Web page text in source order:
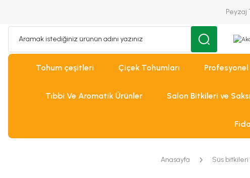
Peyzaj
Tohum çeşitleri Çiçek Tohumları
Tıbbi Ve Aromatik Ürünler Salon Bitkileri ve
Anasayfa Süs bitkileri